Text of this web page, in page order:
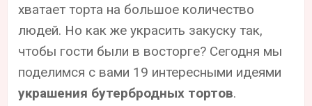
хватает торта на большое количество
людей. Но как же украсить закуску так,
чтобы гости были в восторге? Сегодня мы
поделимся с вами 19 интересными идеями
украшения бутербродных тортов.